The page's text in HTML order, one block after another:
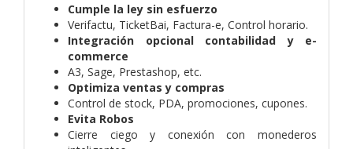
Cumple la ley sin esfuerzo
Verifactu, TicketBai, Factura-e, Control horario.
Integración opcional contabilidad y e-
commerce
A3, Sage, Prestashop, etc.
Optimiza ventas y compras
Control de stock, PDA, promociones, cupones.
Evita Robos
Cierre ciego y conexión con monederos